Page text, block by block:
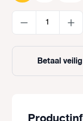
Betaal